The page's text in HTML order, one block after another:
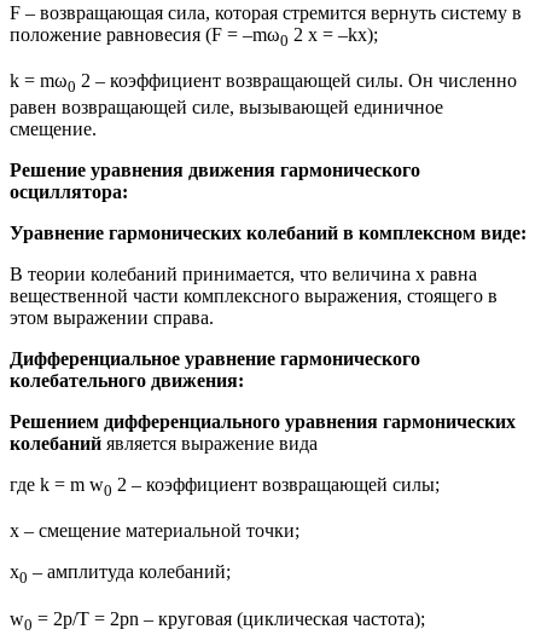
F – возвращающая сила, которая стремится вернуть систему в
положение равновесия (F = –mω0 2 x = –kx);
k = mω0 2 – коэффициент возвращающей силы. Он численно
равен возвращающей силе, вызывающей единичное
смещение.
Решение уравнения движения гармонического
осциллятора:
Уравнение гармонических колебаний в комплексном виде:
В теории колебаний принимается, что величина x равна
вещественной части комплексного выражения, стоящего в
этом выражении справа.
Дифференциальное уравнение гармонического
колебательного движения:
Решением дифференциального уравнения гармонических
колебаний является выражение вида
где k = m w0 2 – коэффициент возвращающей силы;
x – смещение материальной точки;
x0 – амплитуда колебаний;
w0 = 2p/Т = 2pn – круговая (циклическая частота);